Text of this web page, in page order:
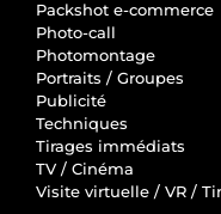
Packshot e-commerce
Photo-call
Photomontage
Portraits / Groupes
Publicité
Techniques
Tirages immédiats
TV / Cinéma
Visite virtuelle / VR /